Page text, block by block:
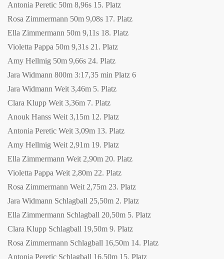
Antonia Peretic 50m 8,96s 15. Platz
Rosa Zimmermann 50m 9,08s 17. Platz
Ella Zimmermann 50m 9,11s 18. Platz
Violetta Pappa 50m 9,31s 21. Platz
Amy Hellmig 50m 9,66s 24. Platz
Jara Widmann 800m 3:17,35 min Platz 6
Jara Widmann Weit 3,46m 5. Platz
Clara Klupp Weit 3,36m 7. Platz
Anouk Hanss Weit 3,15m 12. Platz
Antonia Peretic Weit 3,09m 13. Platz
Amy Hellmig Weit 2,91m 19. Platz
Ella Zimmermann Weit 2,90m 20. Platz
Violetta Pappa Weit 2,80m 22. Platz
Rosa Zimmermann Weit 2,75m 23. Platz
Jara Widmann Schlagball 25,50m 2. Platz
Ella Zimmermann Schlagball 20,50m 5. Platz
Clara Klupp Schlagball 19,50m 9. Platz
Rosa Zimmermann Schlagball 16,50m 14. Platz
Antonia Peretic Schlagball 16,50m 15. Platz